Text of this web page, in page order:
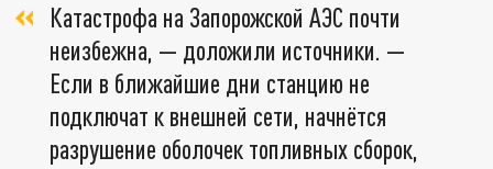
Катастрофа на Запорожской АЭС почти
неизбежна, — доложили источники. —
Если в ближайшие дни станцию не
подключат к внешней сети, начнётся
разрушение оболочек топливных сборок,